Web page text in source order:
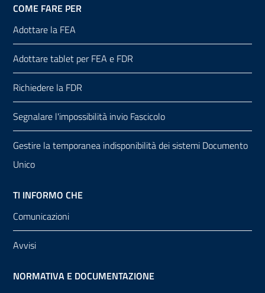
COME FARE PER
Adottare la FEA
Adottare tablet per FEA e FDR
Richiedere la FDR
Segnalare l'impossibilità invio Fascicolo
Gestire la temporanea indisponibilità dei sistemi Documento
Unico
TI INFORMO CHE
Comunicazioni
Avvisi
NORMATIVA E DOCUMENTAZIONE